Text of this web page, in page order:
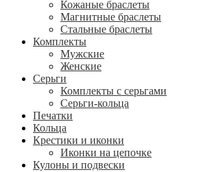
Кожаные браслеты
Магнитные браслеты
Стальные браслеты
Комплекты
Мужские
Женские
Серьги
Комплекты с серьгами
Серьги-кольца
Печатки
Кольца
Крестики и иконки
Иконки на цепочке
Кулоны и подвески